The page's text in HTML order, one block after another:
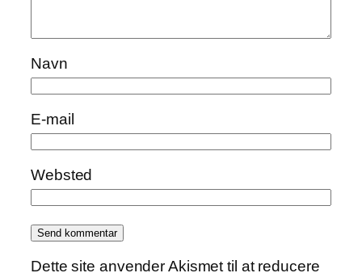
Navn
E-mail
Websted
Dette site anvender Akismet til at reducere